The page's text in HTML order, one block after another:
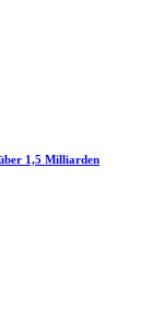
1,5 Milliarden